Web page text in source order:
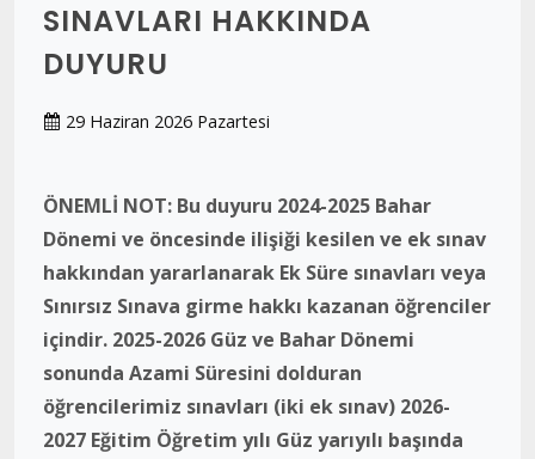
SINAVLARI HAKKINDA
DUYURU
29 Haziran 2026 Pazartesi
ÖNEMLİ NOT: Bu duyuru 2024-2025 Bahar
Dönemi ve öncesinde ilişiği kesilen ve ek sınav
hakkından yararlanarak Ek Süre sınavları veya
Sınırsız Sınava girme hakkı kazanan öğrenciler
içindir. 2025-2026 Güz ve Bahar Dönemi
sonunda Azami Süresini dolduran
öğrencilerimiz sınavları (iki ek sınav) 2026-
2027 Eğitim Öğretim yılı Güz yarıyılı başında